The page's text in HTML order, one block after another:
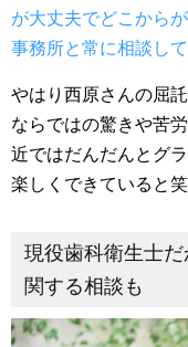
が大丈夫でどこから
事務所と常に相談して
やはり西原さんの屈
ならではの驚きや苦
近ではだんだんとグ
楽しくできていると
現役歯科衛生士
関する相談も